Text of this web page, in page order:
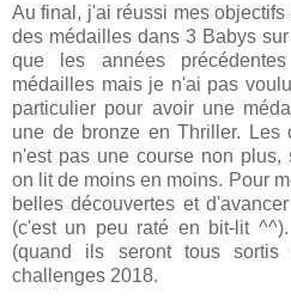
Au final, j'ai réussi mes
des médailles dans 3 Babys
que les années
médailles mais je n'ai pas
particulier pour avoir une
une de bronze en Thriller. Les
n'est pas une course non plus,
on lit de moins en moins. Pour
belles découvertes et
(c'est un peu raté en bit-lit
(quand ils seront tous sortis
challenges 2018.